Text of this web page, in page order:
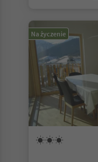
Na życzenie